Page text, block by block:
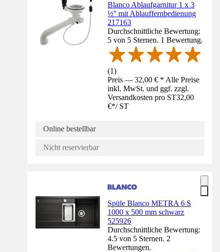
Blanco Ablaufgarnitur 1 x 3
½'' mit Ablauffernbedienung
217163
Durchschnittliche Bewertung:
5 von 5 Sternen. 1 Bewertung.
(1)
Preis — 32,00 € * Alle Preise
inkl. MwSt. und ggf. zzgl.
Versandkosten pro ST32,00
€*/ ST
Online bestellbar
Nicht reservierbar
Spüle Blanco METRA 6 S
1000 x 500 mm schwarz
525926
Durchschnittliche Bewertung:
4.5 von 5 Sternen. 2
Bewertungen.